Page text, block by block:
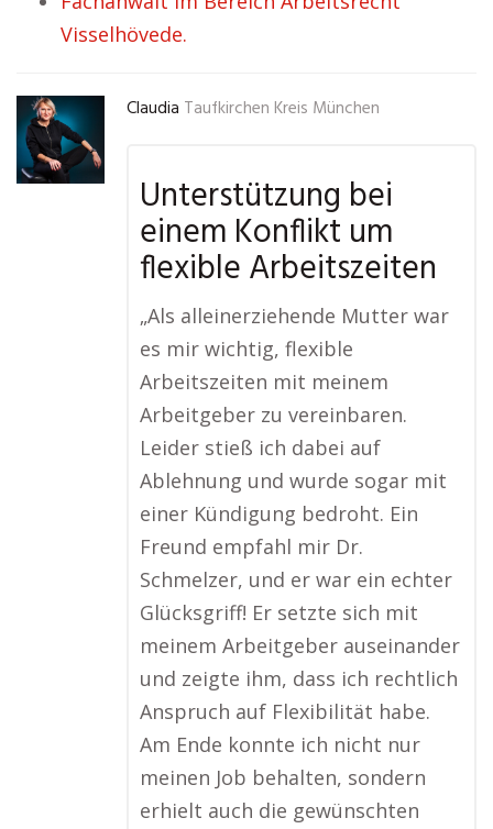
Visselhövede.
Claudia Taufkirchen Kreis München
Unterstützung bei
einem Konflikt um
flexible Arbeitszeiten
„Als alleinerziehende Mutter war
es mir wichtig, flexible
Arbeitszeiten mit meinem
Arbeitgeber zu vereinbaren.
Leider stieß ich dabei auf
Ablehnung und wurde sogar mit
einer Kündigung bedroht. Ein
Freund empfahl mir Dr.
Schmelzer, und er war ein echter
Glücksgriff! Er setzte sich mit
meinem Arbeitgeber auseinander
und zeigte ihm, dass ich rechtlich
Anspruch auf Flexibilität habe.
Am Ende konnte ich nicht nur
meinen Job behalten, sondern
erhielt auch die gewünschten